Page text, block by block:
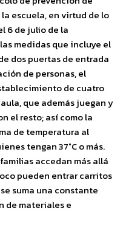
escuela, en virtud de lo
6 de julio de la
medidas que incluye el
dos puertas de entrada
de personas, el
de cuatro
que además juegan y
el resto; así como la
de temperatura al
tengan 37°C o más.
accedan más allá
pueden entrar carritos
suma una constante
de materiales e